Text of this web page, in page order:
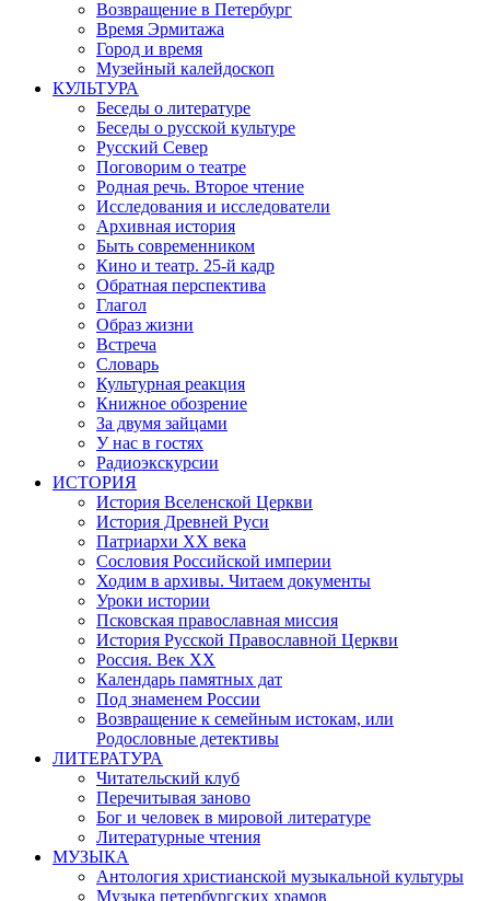
Возвращение в Петербург
Время Эрмитажа
Город и время
Музейный калейдоскоп
КУЛЬТУРА
Беседы о литературе
Беседы о русской культуре
Русский Север
Поговорим о театре
Родная речь. Второе чтение
Исследования и исследователи
Архивная история
Быть современником
Кино и театр. 25-й кадр
Обратная перспектива
Глагол
Образ жизни
Встреча
Словарь
Культурная реакция
Книжное обозрение
За двумя зайцами
У нас в гостях
Радиоэкскурсии
ИСТОРИЯ
История Вселенской Церкви
История Древней Руси
Патриархи XX века
Сословия Российской империи
Ходим в архивы. Читаем документы
Уроки истории
Псковская православная миссия
История Русской Православной Церкви
Россия. Век ХХ
Календарь памятных дат
Под знаменем России
Возвращение к семейным истокам, или
Родословные детективы
ЛИТЕРАТУРА
Читательский клуб
Перечитывая заново
Бог и человек в мировой литературе
Литературные чтения
МУЗЫКА
Антология христианской музыкальной культуры
Музыка петербургских храмов